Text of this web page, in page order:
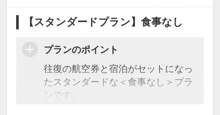
【スタンダードプラン】食事なし
プランのポイント
往復の航空券と宿泊がセットになっ
たスタンダードな＜食事なし＞プラ
ンです。